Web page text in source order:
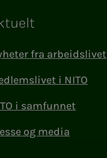
fra arbeidslivet
i NITO
i samfunnet
og media